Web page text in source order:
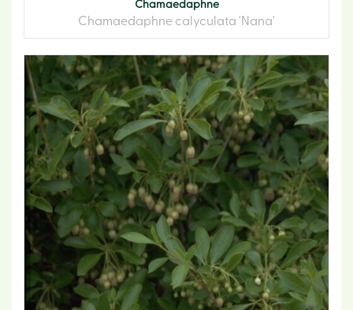
Chamaedaphne
Chamaedaphne calyculata 'Nana'